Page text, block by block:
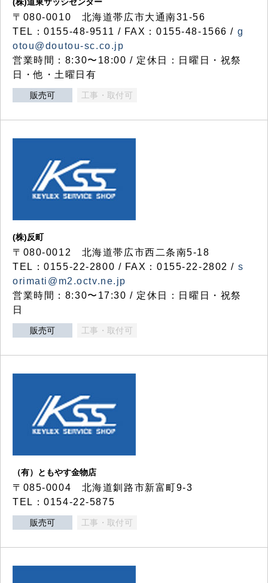
〒080-0010 北海道帯広市大通南31-56
TEL：0155-48-9511 / FAX：0155-48-1566 / g
otou@doutou-sc.co.jp
営業時間：8:30〜18:00 / 定休日：日曜日・祝祭
日・他・土曜日有
販売可 工事・取付可
(株)反町
〒080-0012 北海道帯広市西二条南5-18
TEL：0155-22-2800 / FAX：0155-22-2802 / s
orimati@m2.octv.ne.jp
営業時間：8:30〜17:30 / 定休日：日曜日・祝祭
日
販売可 工事・取付可
（有）ともやす金物店
〒085-0004 北海道釧路市新富町9-3
TEL：0154-22-5875
販売可 工事・取付可